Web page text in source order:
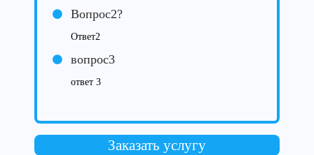
Вопрос2?
Ответ2
вопрос3
ответ 3
Заказать услугу